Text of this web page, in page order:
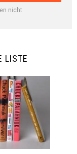
nicht
LISTE